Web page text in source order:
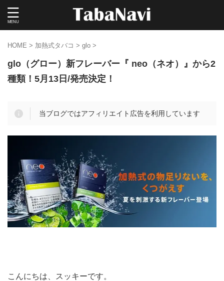
HOME > 加熱式タバコ > glo >
glo（グロー）新フレーバー『 neo（ネオ）』から2
種類！5月13日/発売決定！
当ブログではアフィリエイト広告を利用しています
こんにちは、スッキーです。